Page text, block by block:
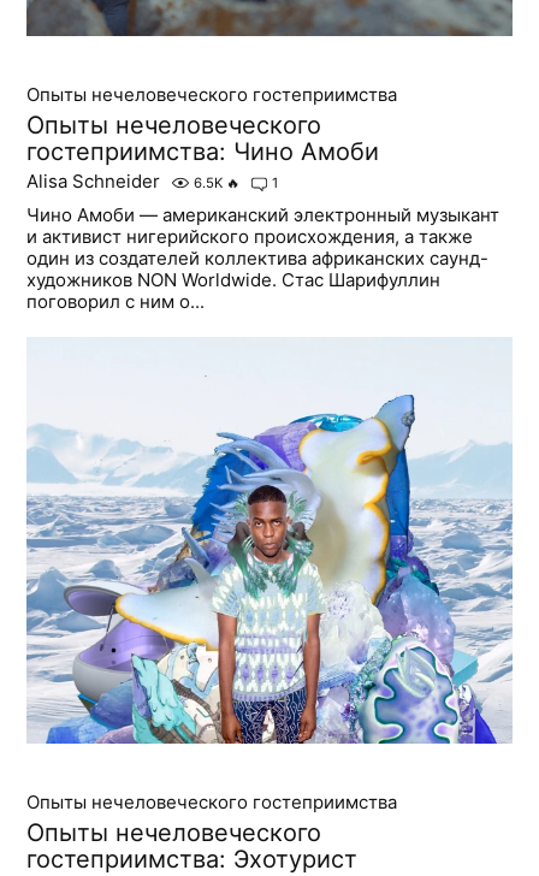
Опыты нечеловеческого гостеприимства
Опыты нечеловеческого
гостеприимства: Чино Амоби
Alisa Schneider 6.5K 🔥 1
Чино Амоби — американский электронный музыкант
и активист нигерийского происхождения, а также
один из создателей коллектива африканских саунд-
художников NON Worldwide. Стас Шарифуллин
поговорил с ним о...
Опыты нечеловеческого гостеприимства
Опыты нечеловеческого
гостеприимства: Эхотурист